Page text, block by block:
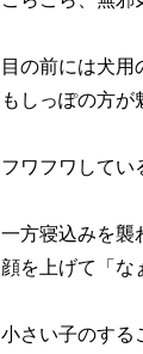
目の前には犬用
もしっぽの方が
フワフワして
一方寝込みを襲
顔を上げて「な
小さい子のする